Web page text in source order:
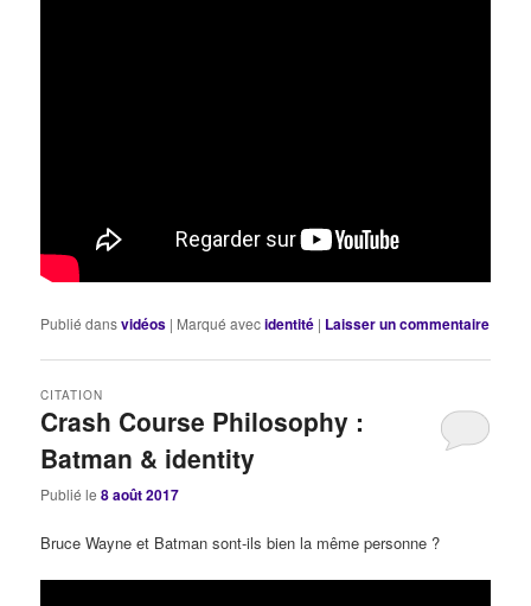
Publié dansvidéos | Marqué avecidentité | Laisser un commentaire
Crash Course Philosophy :
Batman & identity
CITATION
Publié le8 août 2017
Bruce Wayne et Batman sont-ils bien la même personne ?